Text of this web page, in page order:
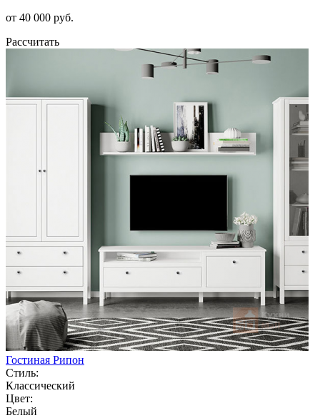
от 40 000 руб.
Рассчитать
Гостиная Рипон
Стиль:
Классический
Цвет:
Белый